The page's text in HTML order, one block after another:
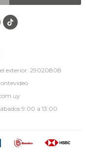
exterior: 29020808
9:00 a 13:00